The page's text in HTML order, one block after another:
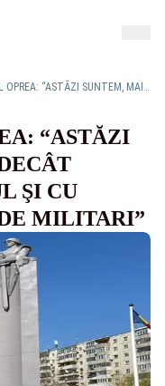
GL.(R) GABRIEL OPREA: “ASTĂZI SUNTEM, MAI MULT DECÂT ORICÂND, CU GÂNDUL ŞI CU SUFLETUL ALĂTURI DE MILITARI”
“ASTĂZI
ŞI CU
MILITARI”